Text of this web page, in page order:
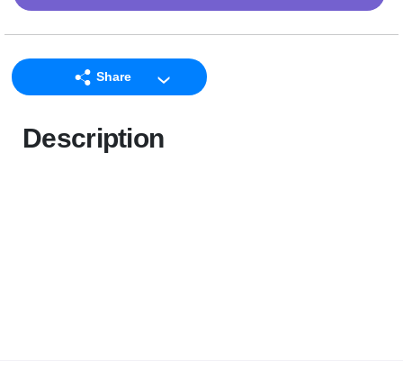
Share
Facebook
Description